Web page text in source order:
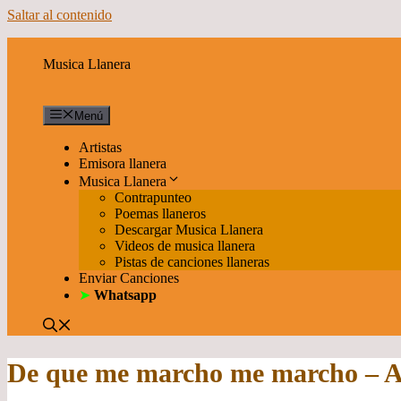
Saltar al contenido
Musica Llanera
Menú
Artistas
Emisora llanera
Musica Llanera
Contrapunteo
Poemas llaneros
Descargar Musica Llanera
Videos de musica llanera
Pistas de canciones llaneras
Enviar Canciones
➤ Whatsapp
De que me marcho me marcho –